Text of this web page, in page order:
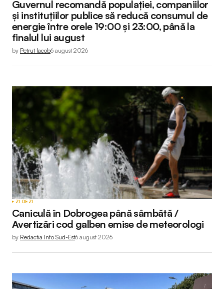
Guvernul recomandă populației, companiilor
și instituțiilor publice să reducă consumul de
energie între orele 19:00 și 23:00, până la
finalul lui august
by Petruț Iacob6 august 2026
ZI DE ZI
Caniculă în Dobrogea până sâmbătă /
Avertizări cod galben emise de meteorologi
by Redactia Info Sud-Est6 august 2026